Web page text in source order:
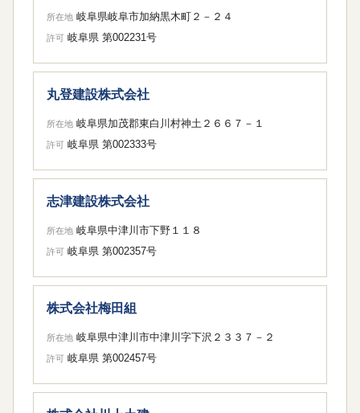
所在地 岐阜県岐阜市加納黒木町２－２４
許可 岐阜県 第002231号
丸登建設株式会社
所在地 岐阜県加茂郡東白川村神土２６６７－１
許可 岐阜県 第002333号
志津建設株式会社
所在地 岐阜県中津川市下野１１８
許可 岐阜県 第002357号
株式会社梅田組
所在地 岐阜県中津川市中津川字下沢２３３７－２
許可 岐阜県 第002457号